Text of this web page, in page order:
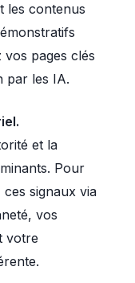
les contenus
pages clés
par les IA.
et la
Pour
signaux via
vos
votre